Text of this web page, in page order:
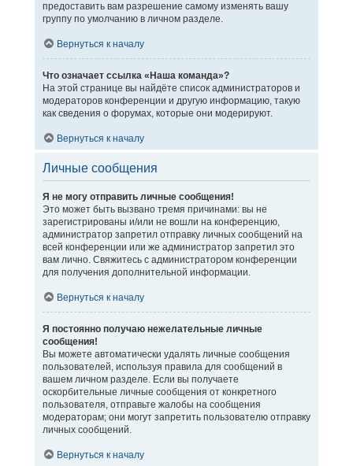
предоставить вам разрешение самому изменять вашу
группу по умолчанию в личном разделе.
Вернуться к началу
Что означает ссылка «Наша команда»?
На этой странице вы найдёте список администраторов и
модераторов конференции и другую информацию, такую
как сведения о форумах, которые они модерируют.
Вернуться к началу
Личные сообщения
Я не могу отправить личные сообщения!
Это может быть вызвано тремя причинами: вы не
зарегистрированы и/или не вошли на конференцию,
администратор запретил отправку личных сообщений на
всей конференции или же администратор запретил это
вам лично. Свяжитесь с администратором конференции
для получения дополнительной информации.
Вернуться к началу
Я постоянно получаю нежелательные личные
сообщения!
Вы можете автоматически удалять личные сообщения
пользователей, используя правила для сообщений в
вашем личном разделе. Если вы получаете
оскорбительные личные сообщения от конкретного
пользователя, отправьте жалобы на сообщения
модераторам; они могут запретить пользователю отправку
личных сообщений.
Вернуться к началу